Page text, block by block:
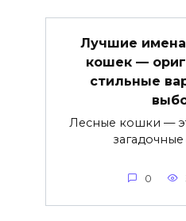
Лучшие
кошек —
стильные
Лесные кошки —
0